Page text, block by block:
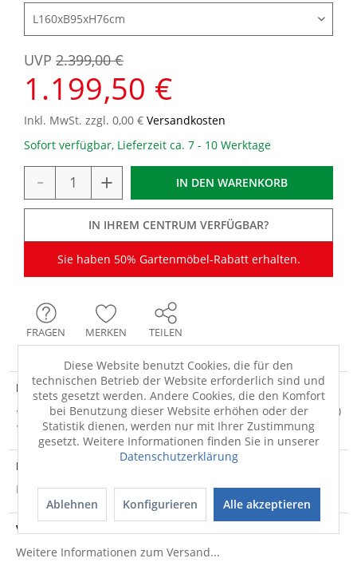
1.199,50 €
UVP 2.399,00 €
Inkl. MwSt. zzgl. 0,00 € Versandkosten
Sofort verfügbar, Lieferzeit ca. 7 - 10 Werktage
- + IN DEN WARENKORB
IN IHREM CENTRUM VERFÜGBAR?
Sie haben 50% Gartenmöbel-Rabatt erhalten.
FRAGEN MERKEN TEILEN
Produktdetails
· schwarz/zement · Aluminium, High Pressure Laminate (HPL)
· Gestell: Aluminium · mit 4... mehr
Produktsicherheit
Produktsicherheit
Versandinfo
Weitere Informationen zum Versand...
Diese Website benutzt Cookies, die für den
technischen Betrieb der Website erforderlich sind und
stets gesetzt werden. Andere Cookies, die den Komfort
bei Benutzung dieser Website erhöhen oder der
Statistik dienen, werden nur mit Ihrer Zustimmung
gesetzt. Weitere Informationen finden Sie in unserer
Datenschutzerklärung
Ablehnen Konfigurieren Alle akzeptieren